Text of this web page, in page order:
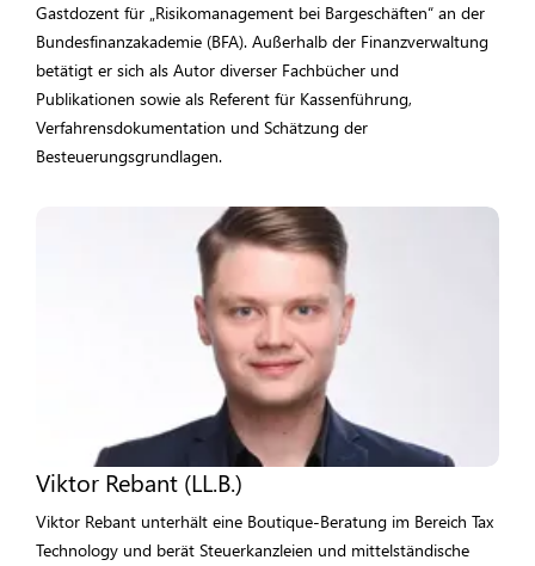
Gastdozent für „Risikomanagement bei Bargeschäften“ an der
Bundesfinanzakademie (BFA). Außerhalb der Finanzverwaltung
betätigt er sich als Autor diverser Fachbücher und
Publikationen sowie als Referent für Kassenführung,
Verfahrensdokumentation und Schätzung der
Besteuerungsgrundlagen.
Viktor Rebant (LL.B.)
Viktor Rebant unterhält eine Boutique-Beratung im Bereich Tax
Technology und berät Steuerkanzleien und mittelständische